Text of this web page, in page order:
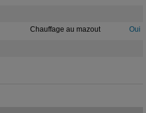
Chauffage au mazout Oui